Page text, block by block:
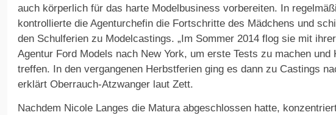
auch körperlich für das harte Modelbusiness vorbereiten. In
kontrollierte die Agenturchefin die Fortschritte des Mädchens und
den Schulferien zu Modelcastings. „Im Sommer 2014 flog sie mit
Agentur Ford Models nach New York, um erste Tests zu machen und
treffen. In den vergangenen Herbstferien ging es dann zu Castings
erklärt Oberrauch-Atzwanger laut Zett.
Nachdem Nicole Langes die Matura abgeschlossen hatte,